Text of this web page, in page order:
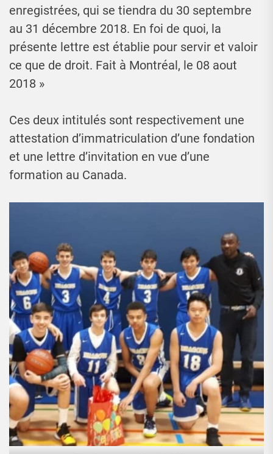
enregistrées, qui se tiendra du 30 septembre
au 31 décembre 2018. En foi de quoi, la
présente lettre est établie pour servir et valoir
ce que de droit. Fait à Montréal, le 08 aout
2018 »
Ces deux intitulés sont respectivement une
attestation d’immatriculation d’une fondation
et une lettre d’invitation en vue d’une
formation au Canada.